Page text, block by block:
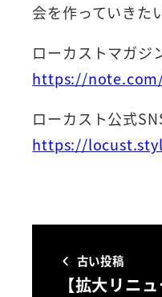
会を作っていきた
ローカストマガジ
https://
ローカスト公式
https://
古い投稿
【拡大リニ